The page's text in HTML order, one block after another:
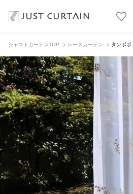
ジャストカーテンTOP レースカーテン タンポ